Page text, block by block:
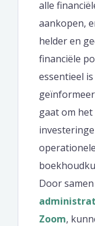
alle
aankopen,
helder en
financiële
essentieel
gaat om
Door
Zoom,